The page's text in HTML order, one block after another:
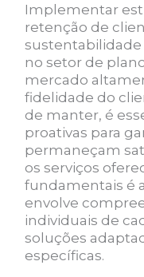
Implementar
retenção de
no setor de
mercado
fidelidade do
de manter, é
proativas para
permaneçam
os serviços
fundamentais é
envolve
individuais de
soluções
específicas.